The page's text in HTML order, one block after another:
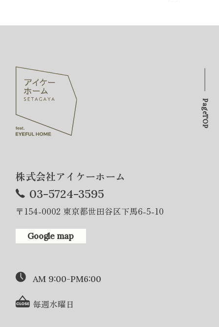
株式会社アイケーホーム
03-5724-3595
〒154-0002 東京都世田谷区下馬6-5-10
Google map
AM 9:00-PM6:00
毎週水曜日
PageTOP